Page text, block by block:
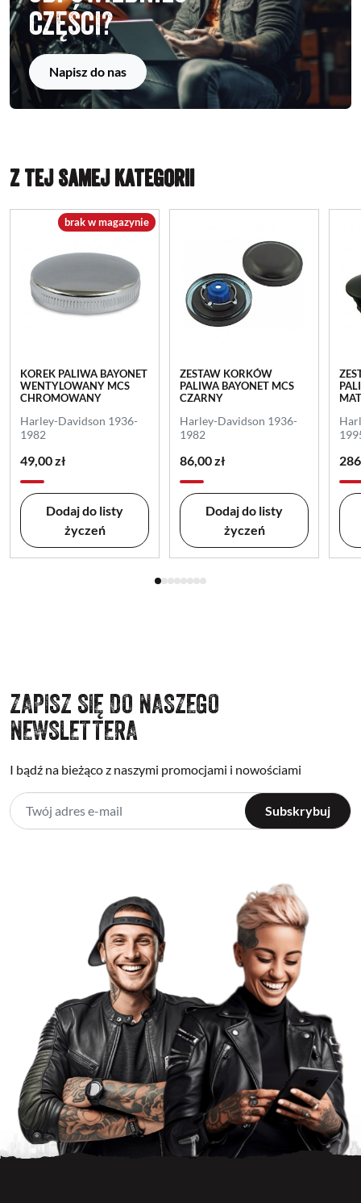
części?
Napisz do nas
Z TEJ SAMEJ KATEGORII
brak w magazynie
KOREK PALIWA BAYONET
WENTYLOWANY MCS
CHROMOWANY
Harley-Davidson 1936-
1982
49,00 zł
Dodaj do listy
życzeń
ZESTAW KORKÓW
PALIWA BAYONET MCS
CZARNY
Harley-Davidson 1936-
1982
86,00 zł
Dodaj do listy
życzeń
ZAPISZ SIĘ DO NASZEGO
NEWSLETTERA
I bądź na bieżąco z naszymi promocjami i nowościami